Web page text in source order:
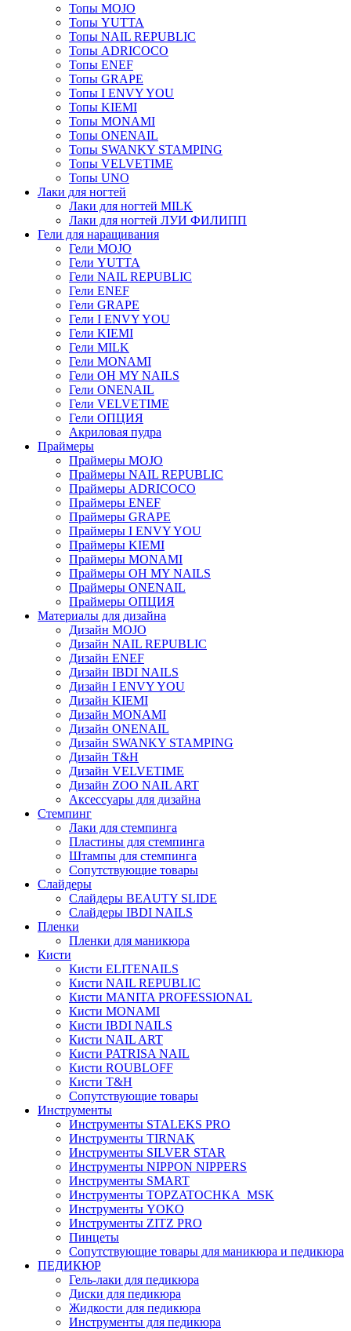
Топы MOJO
Топы YUTTA
Топы NAIL REPUBLIC
Топы ADRICOCO
Топы ENEF
Топы GRAPE
Топы I ENVY YOU
Топы KIEMI
Топы MONAMI
Топы ONENAIL
Топы SWANKY STAMPING
Топы VELVETIME
Топы UNO
Лаки для ногтей
Лаки для ногтей MILK
Лаки для ногтей ЛУИ ФИЛИПП
Гели для наращивания
Гели MOJO
Гели YUTTA
Гели NAIL REPUBLIC
Гели ENEF
Гели GRAPE
Гели I ENVY YOU
Гели KIEMI
Гели MILK
Гели MONAMI
Гели OH MY NAILS
Гели ONENAIL
Гели VELVETIME
Гели ОПЦИЯ
Акриловая пудра
Праймеры
Праймеры MOJO
Праймеры NAIL REPUBLIC
Праймеры ADRICOCO
Праймеры ENEF
Праймеры GRAPE
Праймеры I ENVY YOU
Праймеры KIEMI
Праймеры MONAMI
Праймеры OH MY NAILS
Праймеры ONENAIL
Праймеры ОПЦИЯ
Материалы для дизайна
Дизайн MOJO
Дизайн NAIL REPUBLIC
Дизайн ENEF
Дизайн IBDI NAILS
Дизайн I ENVY YOU
Дизайн KIEMI
Дизайн MONAMI
Дизайн ONENAIL
Дизайн SWANKY STAMPING
Дизайн T&H
Дизайн VELVETIME
Дизайн ZOO NAIL ART
Аксессуары для дизайна
Стемпинг
Лаки для стемпинга
Пластины для стемпинга
Штампы для стемпинга
Сопутствующие товары
Слайдеры
Слайдеры BEAUTY SLIDE
Слайдеры IBDI NAILS
Пленки
Пленки для маникюра
Кисти
Кисти ELITENAILS
Кисти NAIL REPUBLIC
Кисти MANITA PROFESSIONAL
Кисти MONAMI
Кисти IBDI NAILS
Кисти NAIL ART
Кисти PATRISA NAIL
Кисти ROUBLOFF
Кисти T&H
Сопутствующие товары
Инструменты
Инструменты STALEKS PRO
Инструменты TIRNAK
Инструменты SILVER STAR
Инструменты NIPPON NIPPERS
Инструменты SMART
Инструменты TOPZATOCHKA_MSK
Инструменты YOKO
Инструменты ZITZ PRO
Пинцеты
Сопутствующие товары для маникюра и педикюра
ПЕДИКЮР
Гель-лаки для педикюра
Диски для педикюра
Жидкости для педикюра
Инструменты для педикюра